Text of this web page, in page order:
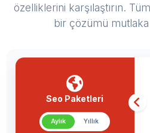
özelliklerini karşılaştırın.
bir çözümü mutlaka
Seo Paketleri
Aylık Yıllık